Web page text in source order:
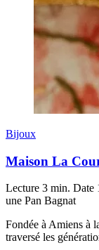
Bijoux
Maison La
Lecture 3 min. Date
une Pan Bagnat
Fondée à Amiens à
traversé les